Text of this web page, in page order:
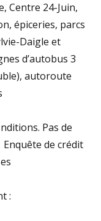
Centre 24-Juin,
épiceries, parcs
Daigle et
d’autobus 3
autoroute
Pas de
de crédit
: